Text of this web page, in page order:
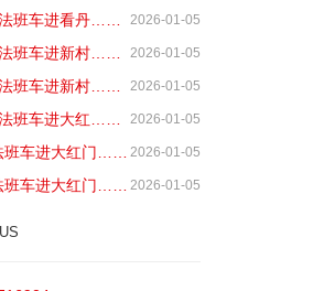
班车进看丹…… 2026-01-05
班车进新村…… 2026-01-05
班车进新村…… 2026-01-05
班车进大红…… 2026-01-05
班车进大红门…… 2026-01-05
班车进大红门…… 2026-01-05